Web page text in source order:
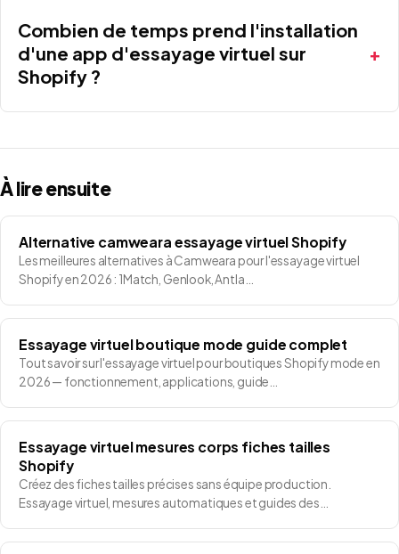
Combien de temps prend l'installation
d'une app d'essayage virtuel sur
Shopify ?
À lire ensuite
Alternative camweara essayage virtuel Shopify
Les meilleures alternatives à Camweara pour l'essayage virtuel
Shopify en 2026 : 1Match, Genlook, Antla…
Essayage virtuel boutique mode guide complet
Tout savoir sur l'essayage virtuel pour boutiques Shopify mode en
2026 — fonctionnement, applications, guide…
Essayage virtuel mesures corps fiches tailles
Shopify
Créez des fiches tailles précises sans équipe production.
Essayage virtuel, mesures automatiques et guides des…